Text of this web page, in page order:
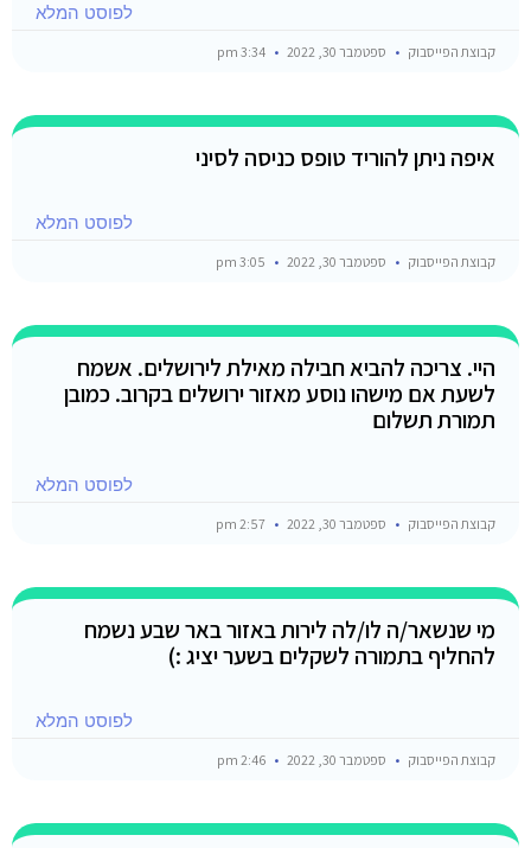
לפוסט המלא
קבוצת הפייסבוק ספטמבר 30, 2022
איפה ניתן להוריד טופס כניסה לסיני
לפוסט המלא
קבוצת הפייסבוק ספטמבר 30, 2022
היי. צריכה להביא חבילה מאילת לירושלים. אשמח
לשעת אם מישהו נוסע מאזור ירושלים בקרוב. כמובן
תמורת תשלום
לפוסט המלא
קבוצת הפייסבוק ספטמבר 30, 2022
מי שנשאר/ה לו/לה לירות באזור באר שבע נשמח
להחליף בתמורה לשקלים בשער יציג :)
לפוסט המלא
קבוצת הפייסבוק ספטמבר 30, 2022